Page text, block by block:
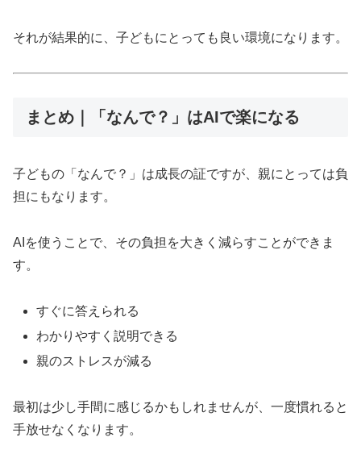
それが結果的に、子どもにとっても良い環境になります。
まとめ｜「なんで？」はAIで楽になる
子どもの「なんで？」は成長の証ですが、親にとっては負
担にもなります。
AIを使うことで、その負担を大きく減らすことができま
す。
すぐに答えられる
わかりやすく説明できる
親のストレスが減る
最初は少し手間に感じるかもしれませんが、一度慣れると
手放せなくなります。